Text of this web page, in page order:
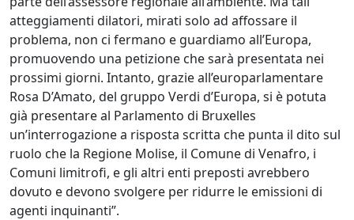
atteggiamenti dilatori, mirati solo ad affossare il
problema, non ci fermano e guardiamo all’Europa,
promuovendo una petizione che sarà presentata nei
prossimi giorni. Intanto, grazie all’europarlamentare
Rosa D’Amato, del gruppo Verdi d’Europa, si è potuta
già presentare al Parlamento di Bruxelles
un’interrogazione a risposta scritta che punta il dito sul
ruolo che la Regione Molise, il Comune di Venafro, i
Comuni limitrofi, e gli altri enti preposti avrebbero
dovuto e devono svolgere per ridurre le emissioni di
agenti inquinanti”.